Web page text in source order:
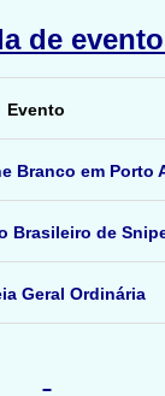
de
Evento
Branco em Porto
Brasileiro de
Geral Ordinária